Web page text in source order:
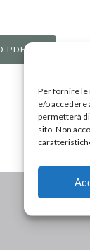
Per fornire le
e/o accedere
permetterà
sito. Non
PDF